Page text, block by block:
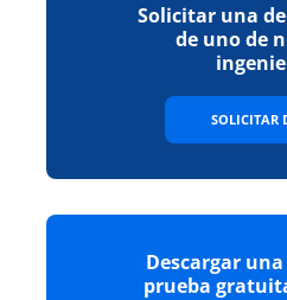
Solicitar una
de uno de
SOLICITAR
Descargar
prueba